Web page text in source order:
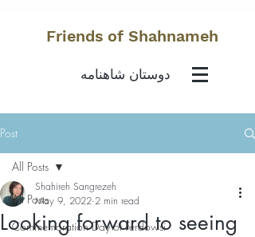
Friends of Shahnameh
دوستان شاهنامه
Post
All Posts
Commemoration Day of Ferdowsi
All Posts
Looking forward to seeing
Shahireh Sangrezeh
May 9, 2022 2 min read